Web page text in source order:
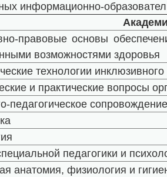
информационно-
правовые основы
возможностями здоровья
технологии
и практические вопросы
педагогическое
педагогики и
анатомия, физиология и